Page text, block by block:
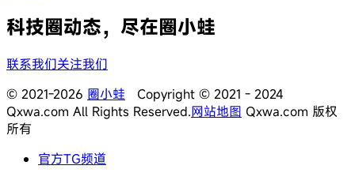
科技圈动态，尽在圈小蛙
联系我们关注我们
© 2021-2026 圈小蛙 Copyright © 2021 - 2024
Qxwa.com All Rights Reserved.网站地图 Qxwa.com 版权
所有
官方TG频道